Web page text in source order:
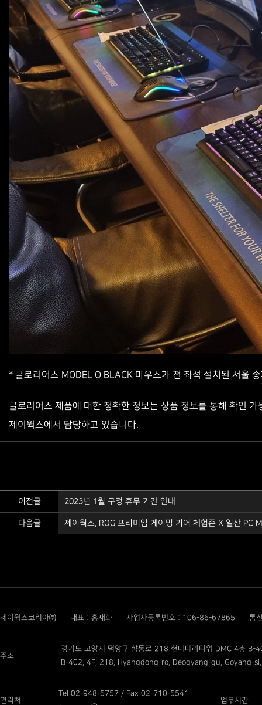
* 글로리어스 MODEL O BLACK 마우스가 전 좌석 설치된 서울
글로리어스 제품에 대한 정확한 정보는 상품 정보를 통해 확인
제이웍스에서 담당하고 있습니다.
이전글 2023년 1월 구정 휴무 기간 안내
다음글 제이웍스, ROG 프리미엄 게이밍 기어 체험존 X 일산 PC
제이웍스코리아㈜ 대표 : 홍재화 사업자등록번호 : 106-86-67865 통
주소
경기도 고양시 덕양구 향동로 218 현대테라타워 DMC 4층 B-
B-402, 4F, 218, Hyangdong-ro, Deogyang-gu, Goyang-
연락처
Tel 02-948-5757 / Fax 02-710-5541
업무시간